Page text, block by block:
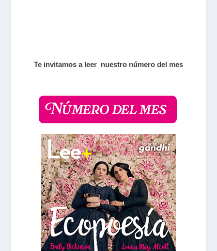
Te invitamos a leer nuestro número del mes